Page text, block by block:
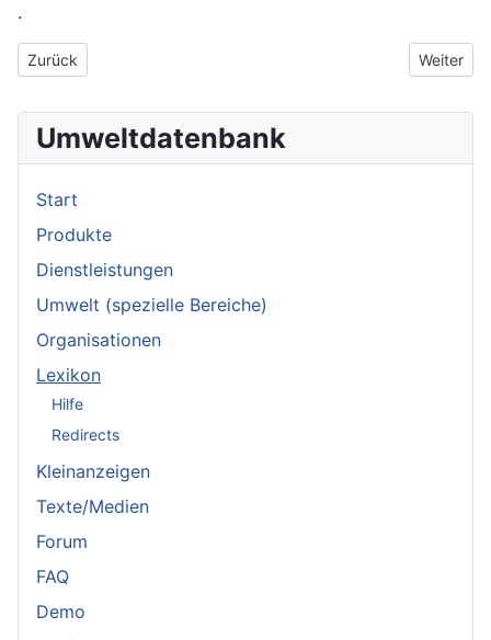
.
Vorheriger Beitrag: Langsame Oxidation
Zurück Nächster
Weiter
Umweltdatenbank
Start
Produkte
Dienstleistungen
Umwelt (spezielle Bereiche)
Organisationen
Lexikon
Hilfe
Redirects
Kleinanzeigen
Texte/Medien
Forum
FAQ
Demo